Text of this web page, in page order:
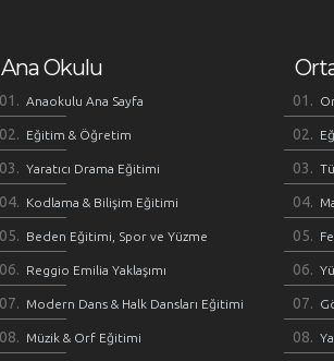
Ana Okulu
Anaokulu Ana Sayfa
Eğitim & Öğretim
Yaratıcı Drama Eğitimi
Kodlama & Bilişim Eğitimi
Beden Eğitimi, Spor ve Yüzme
Reggio Emilia Yaklaşımı
Modern Dans & Halk Dansları Eğitimi
Müzik & Orf Eğitimi